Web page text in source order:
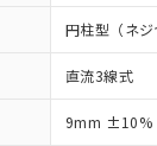
円柱型（ネ
直流3線式
9mm ±10%